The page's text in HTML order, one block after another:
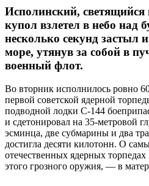
Исполинский, светящийся
купол взлетел в небо над
несколько секунд застыл
море, утянув за собой в
военный флот.
Во вторник исполнилось ровно
первой советской ядерной
подводной лодки С-144
и сдетонировал на 35-метровой
эсминца, две субмарины и два
достигла десяти килотонн. О
отечественных ядерных
этого грозного оружия, — в